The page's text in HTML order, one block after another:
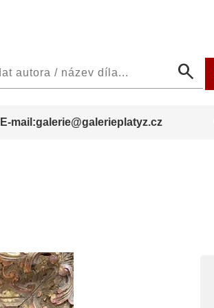
search
E-mail:galerie@galerieplatyz.cz